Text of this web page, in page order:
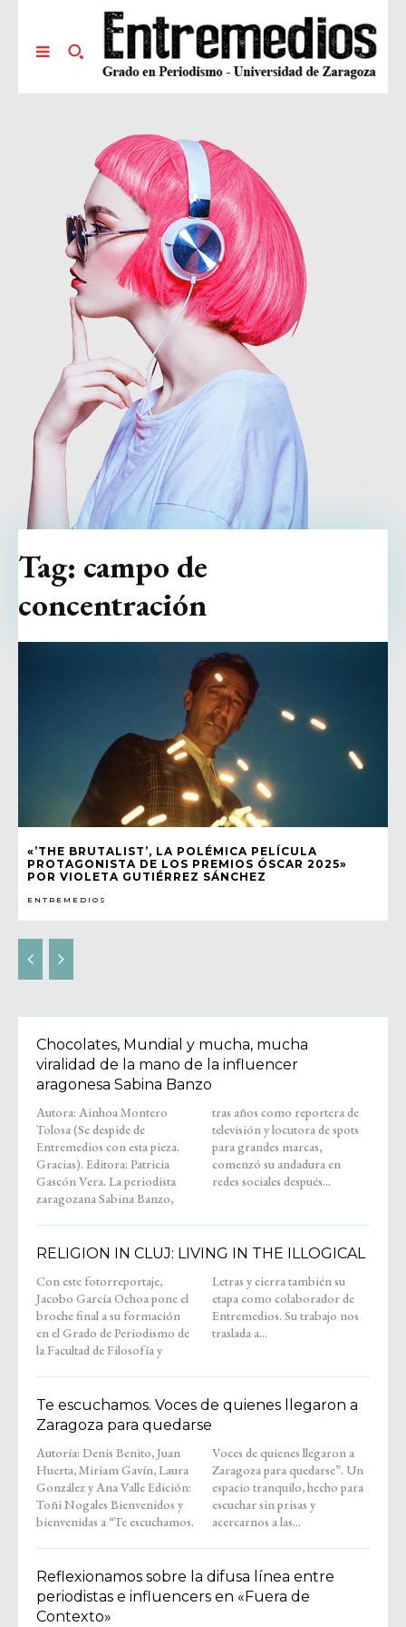
«’THE BRUTALIST’, LA POLÉMICA PELÍCULA
PROTAGONISTA DE LOS PREMIOS ÓSCAR 2025»
POR VIOLETA GUTIÉRREZ SÁNCHEZ
ENTREMEDIOS
Tag: campo de
concentración
Chocolates, Mundial y mucha, mucha
viralidad de la mano de la influencer
aragonesa Sabina Banzo
Autora: Ainhoa Montero
Tolosa (Se despide de
Entremedios con esta pieza.
Gracias). Editora: Patricia
Gascón Vera. La periodista
zaragozana Sabina Banzo,
tras años como reportera de
televisión y locutora de spots
para grandes marcas,
comenzó su andadura en
redes sociales después...
RELIGION IN CLUJ: LIVING IN THE ILLOGICAL
Con este fotorreportaje,
Jacobo García Ochoa pone el
broche final a su formación
en el Grado de Periodismo de
la Facultad de Filosofía y
Letras y cierra también su
etapa como colaborador de
Entremedios. Su trabajo nos
traslada a...
Te escuchamos. Voces de quienes llegaron a
Zaragoza para quedarse
Autoría: Denis Benito, Juan
Huerta, Miriam Gavín, Laura
González y Ana Valle Edición:
Toñi Nogales Bienvenidos y
bienvenidas a “Te escuchamos.
Voces de quienes llegaron a
Zaragoza para quedarse”. Un
espacio tranquilo, hecho para
escuchar sin prisas y
acercarnos a las...
Reflexionamos sobre la difusa línea entre
periodistas e influencers en «Fuera de
Contexto»